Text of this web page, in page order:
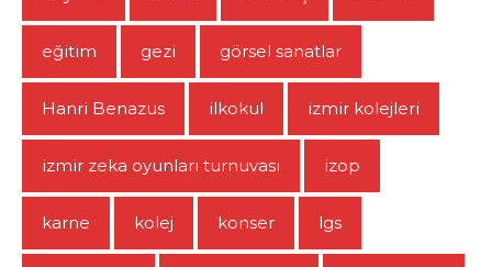
eğitim gezi görsel sanatlar
Hanri Benazus ilkokul izmir kolejleri
izmir zeka oyunları turnuvası izop
karne kolej konser lgs